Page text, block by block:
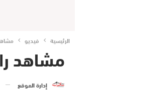
الرئيسية فيديو
مشاهد
إدارة الموقع